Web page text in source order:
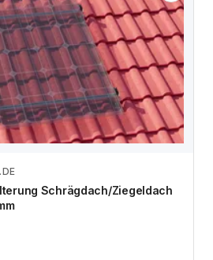
Angebot
Schrägdach/Ziegeldach